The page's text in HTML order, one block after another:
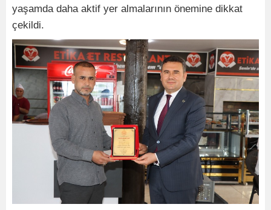
yaşamda daha aktif yer almalarının önemine dikkat
çekildi.